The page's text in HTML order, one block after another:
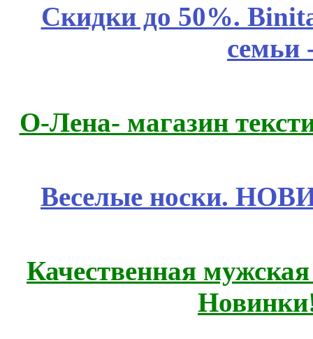
Скидки до 50%.
семьи
О-Лена- магазин
Веселые носки.
Качественная